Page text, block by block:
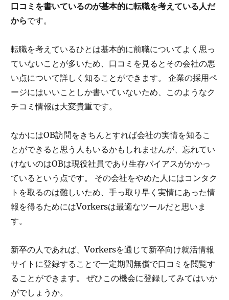
口コミを書いているのが基本的に転職を考えている人だ
からです。
転職を考えているひとは基本的に前職についてよく思っ
ていないことが多いため、口コミを見るとその会社の悪
い点について詳しく知ることができます。 企業の採用ペ
ージにはいいことしか書いていないため、このようなク
チコミ情報は大変貴重です。
なかにはOB訪問をきちんとすれば会社の実情を知るこ
とができると思う人もいるかもしれませんが、忘れてい
けないのはOBは現役社員であり生存バイアスがかかっ
ているという点です。 その会社をやめた人にはコンタク
トを取るのは難しいため、手っ取り早く実情にあった情
報を得るためにはVorkersは最適なツールだと思いま
す。
新卒の人であれば、Vorkersを通じて新卒向け就活情報
サイトに登録することで一定期間無償で口コミを閲覧す
ることができます。 ぜひこの機会に登録してみてはいか
がでしょうか。